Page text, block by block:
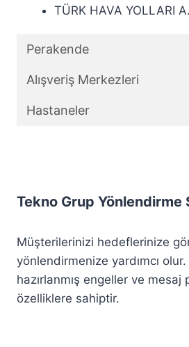
TÜRK HAVA YOLLARI
Perakende
Alışveriş Merkezleri
Hastaneler
Tekno Grup Yönlendirme
Müşterilerinizi hedeflerinize
yönlendirmenize yardımcı
hazırlanmış engeller ve mesaj
özelliklere sahiptir.